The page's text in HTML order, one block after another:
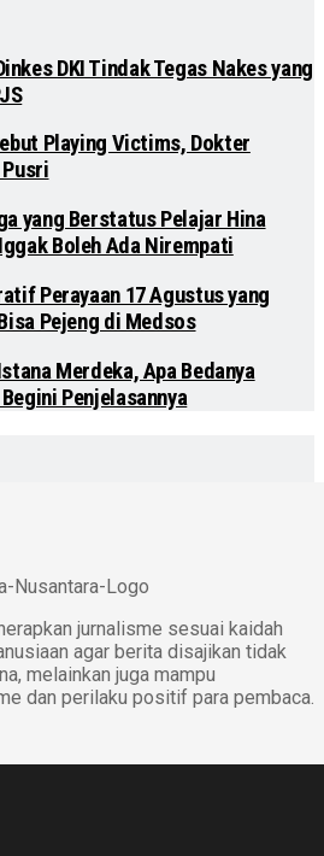
DKI Tindak Tegas Nakes yang
Playing Victims, Dokter
yang Berstatus Pelajar Hina
Boleh Ada Nirempati
Perayaan 17 Agustus yang
Pejeng di Medsos
Merdeka, Apa Bedanya
Penjelasannya
jurnalisme sesuai kaidah
agar berita disajikan tidak
melainkan juga mampu
dan perilaku positif para pembaca.